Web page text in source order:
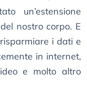
un’estensione
nostro corpo. E
i dati e
in internet,
e molto altro